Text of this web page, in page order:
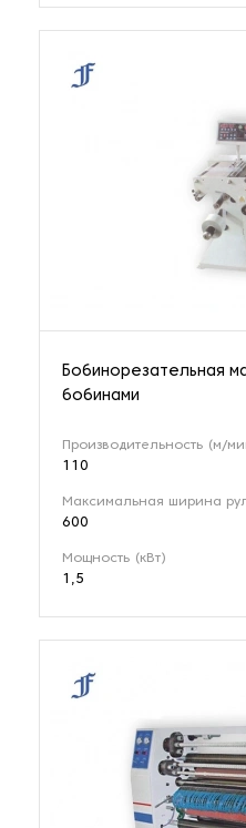
Бобинорезательная
бобинами
Производительность (м/
110
Максимальная ширина
600
Мощность (кВт)
1,5